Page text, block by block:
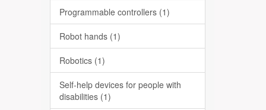
Programmable controllers (1)
Robot hands (1)
Robotics (1)
Self-help devices for people with
disabilities (1)